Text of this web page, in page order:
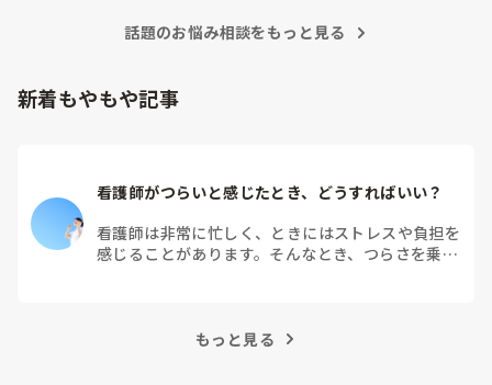
話題のお悩み相談をもっと見る
新着もやもや記事
看護師がつらいと感じたとき、どうすればいい？
看護師は非常に忙しく、ときにはストレスや負担を
感じることがあります。そんなとき、つらさを乗り
もっと見る